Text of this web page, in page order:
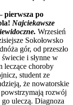
pierwsza po
Najciekawsze
Wrzesień
Sokołowsko
gór, od przeszło
i słynne w
leczące choroby
student ze
że nowatorskie
rozwój
uleczą. Diagnoza